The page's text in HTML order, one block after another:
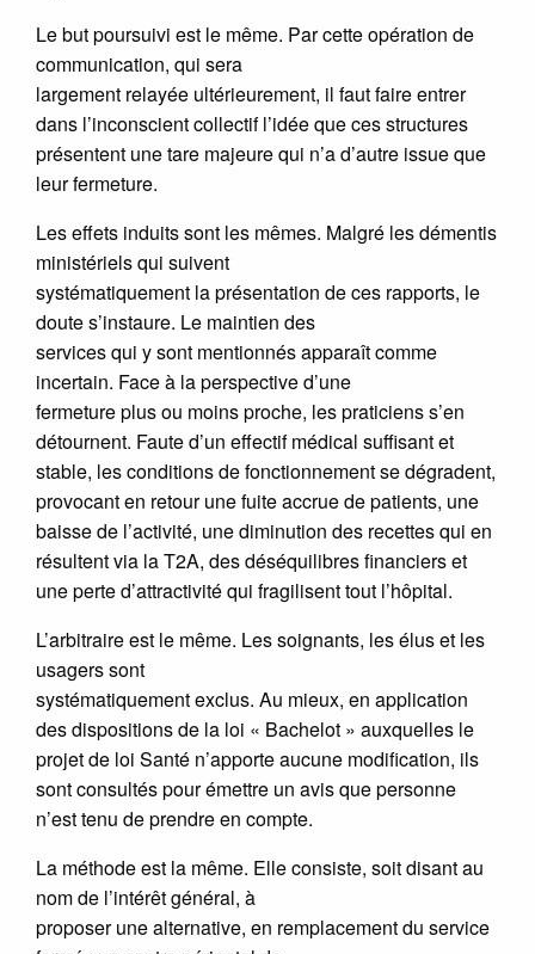
Le but poursuivi est le même. Par cette opération de
communication, qui sera
largement relayée ultérieurement, il faut faire entrer
dans l’inconscient collectif l’idée que ces structures
présentent une tare majeure qui n’a d’autre issue que
leur fermeture.
Les effets induits sont les mêmes. Malgré les démentis
ministériels qui suivent
systématiquement la présentation de ces rapports, le
doute s’instaure. Le maintien des
services qui y sont mentionnés apparaît comme
incertain. Face à la perspective d’une
fermeture plus ou moins proche, les praticiens s’en
détournent. Faute d’un effectif médical suffisant et
stable, les conditions de fonctionnement se dégradent,
provocant en retour une fuite accrue de patients, une
baisse de l’activité, une diminution des recettes qui en
résultent via la T2A, des déséquilibres financiers et
une perte d’attractivité qui fragilisent tout l’hôpital.
L’arbitraire est le même. Les soignants, les élus et les
usagers sont
systématiquement exclus. Au mieux, en application
des dispositions de la loi « Bachelot » auxquelles le
projet de loi Santé n’apporte aucune modification, ils
sont consultés pour émettre un avis que personne
n’est tenu de prendre en compte.
La méthode est la même. Elle consiste, soit disant au
nom de l’intérêt général, à
proposer une alternative, en remplacement du service